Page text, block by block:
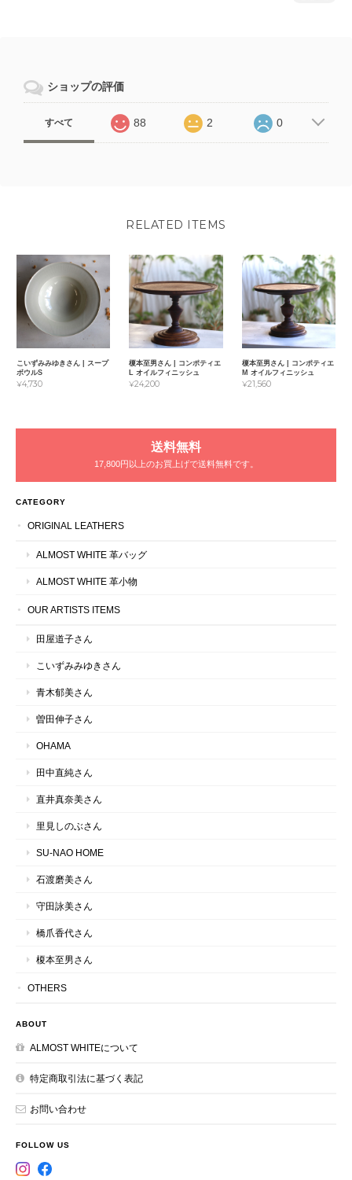
ショップの評価
すべて 88 2 0
RELATED ITEMS
こいずみみゆきさん | スープ
ボウルS
¥4,730
榎本至男さん | コンポティエ
L オイルフィニッシュ
¥24,200
榎本至男さん | コンポティエ
M オイルフィニッシュ
¥21,560
送料無料
17,800円以上のお買上げで送料無料です。
CATEGORY
ORIGINAL LEATHERS
ALMOST WHITE 革バッグ
ALMOST WHITE 革小物
OUR ARTISTS ITEMS
田屋道子さん
こいずみみゆきさん
青木郁美さん
曽田伸子さん
OHAMA
田中直純さん
直井真奈美さん
里見しのぶさん
SU-NAO HOME
石渡磨美さん
守田詠美さん
橋爪香代さん
榎本至男さん
OTHERS
ABOUT
ALMOST WHITEについて
特定商取引法に基づく表記
お問い合わせ
FOLLOW US